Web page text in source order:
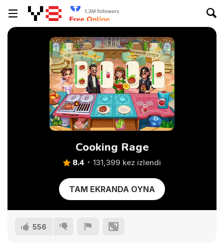
Cooking Rage
8.4 131,399 kez izlendi
TAM EKRANDA OYNA
556